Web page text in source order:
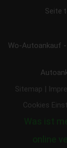
Seite
Wo-Autoankauf -
Sitemap
Cookies
Was ist
online